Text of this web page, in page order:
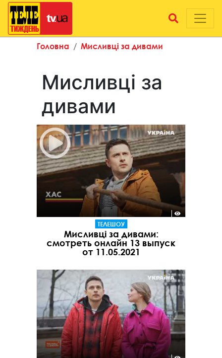
Головна Мисливці за дивами
Мисливці за
дивами
ТЕЛЕШОУ
Мисливці за дивами:
смотреть онлайн 13 выпуск
от 11.05.2021